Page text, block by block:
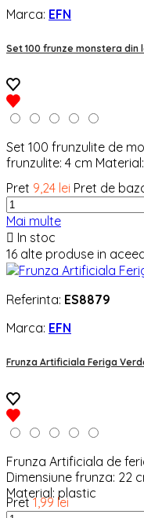
Marca: EFN
Set 100 frunze monstera din
Set 100 frunzulite de
frunzulite: 4 cm
Pret 9,24 lei Pret de
Mai multe
 In stoc
16 alte produse in
Referinta: ES8879
Marca: EFN
Frunza Artificiala Feriga
Frunza Artificiala de
Dimensiune frunza: 22
Material: plastic
Pret 1,99 lei